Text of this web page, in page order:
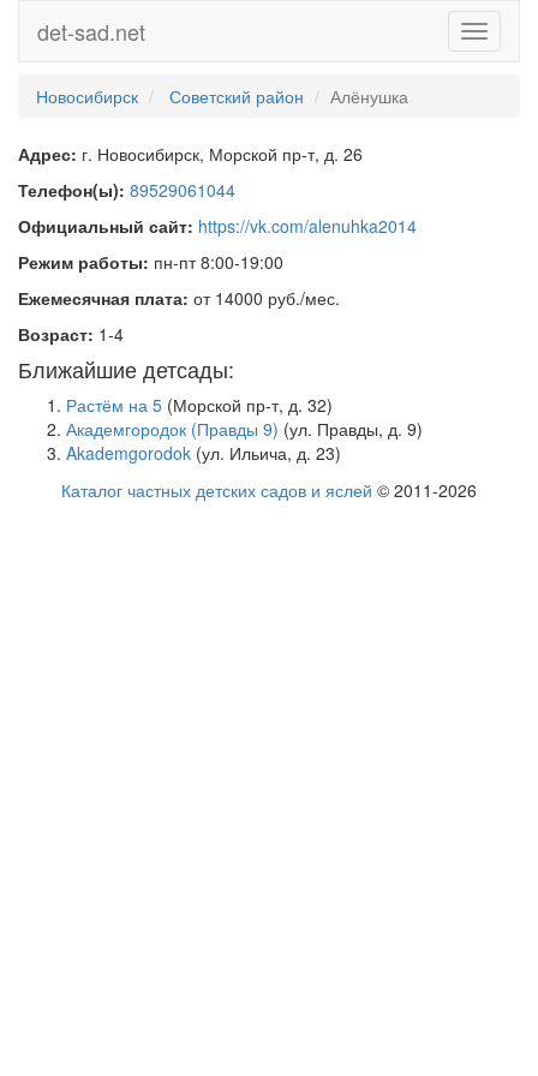
Toggle
det-sad.net
Новосибирск Советский район Алёнушка
Адрес: г. Новосибирск, Морской пр-т, д. 26
Телефон(ы): 89529061044
Официальный сайт: https://vk.com/alenuhka2014
Режим работы: пн-пт 8:00-19:00
Ежемесячная плата: от 14000 руб./мес.
Возраст: 1-4
Ближайшие детсады:
Растём на 5 (Морской пр-т, д. 32)
Академгородок (Правды 9) (ул. Правды, д. 9)
Akademgorodok (ул. Ильича, д. 23)
Каталог частных детских садов и яслей © 2011-2026